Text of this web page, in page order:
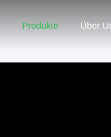
Produkte Über